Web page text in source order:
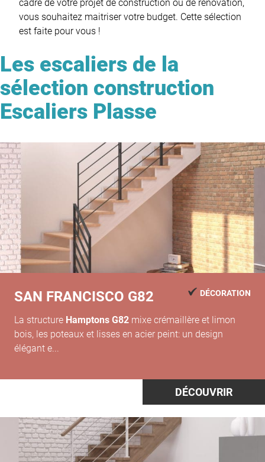
cadre de votre projet de construction ou de rénovation,
vous souhaitez maitriser votre budget. Cette sélection
est faite pour vous !
Les escaliers de la
sélection construction
Escaliers Plasse
SAN FRANCISCO G82 DÉCORATION
La structure Hamptons G82 mixe crémaillère et limon
bois, les poteaux et lisses en acier peint: un design
élégant e...
DÉCOUVRIR